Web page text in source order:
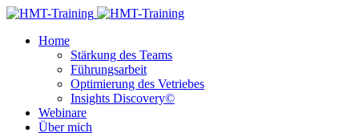
Home
Stärkung des Teams
Führungsarbeit
Optimierung des Vetriebes
Insights Discovery©
Webinare
Über mich